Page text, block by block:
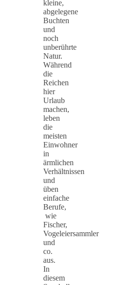
kleine,
abgelegene
Buchten
und
noch
unberührte
Natur.
Während
die
Reichen
hier
Urlaub
machen,
leben
die
meisten
Einwohner
in
ärmlichen
Verhältnissen
und
üben
einfache
Berufe,
wie
Fischer,
Vogeleiersammler
und
co.
aus.
In
diesem